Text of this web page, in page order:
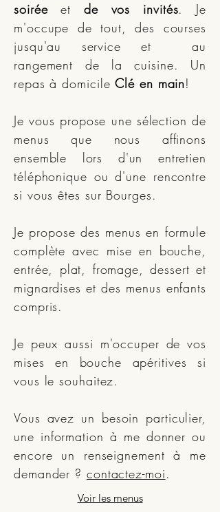
soiréeet de vos invités. Je
m'occupe de tout, des courses
jusqu'au service et au
rangement de la cuisine. Un
repas à domicileClé en main!
Je vous propose une sélection de
menus que nous affinons
ensemble lors d'un entretien
téléphonique ou d'une rencontre
si vous êtes sur Bourges.
Je propose des menus en formule
complète avec mise en bouche,
entrée, plat, fromage, dessert et
mignardises et des menus enfants
compris.
Je peux aussi m'occuper de vos
mises en bouche apéritives si
vous le souhaitez.
Vous avez un besoin particulier,
une information à me donner ou
encore un renseignement à me
demander ? contactez-moi.
Voir les menus